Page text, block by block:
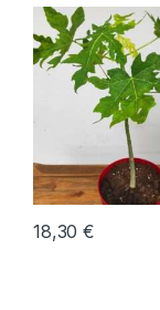
18,30€